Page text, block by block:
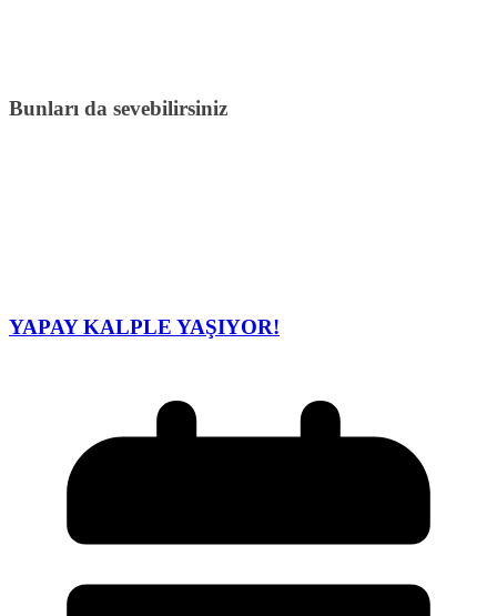
Bunları da sevebilirsiniz
YAPAY KALPLE YAŞIYOR!